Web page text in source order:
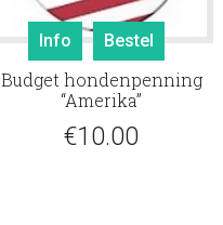
Info Bestel
Budget hondenpenning
“Amerika”
€10.00